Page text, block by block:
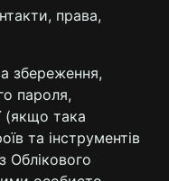
права,
збереження,
пароля,
(якщо така
та інструментів
з Облікового